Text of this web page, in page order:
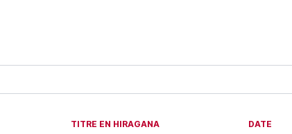
TITRE EN HIRAGANA DATE